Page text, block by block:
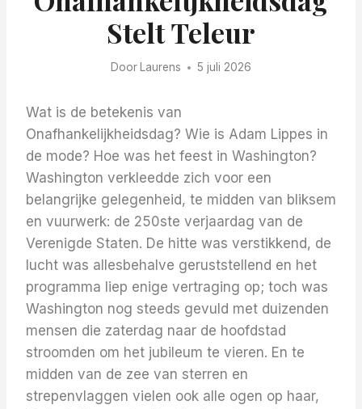
Stelt Teleur
Door Laurens 5 juli 2026
Wat is de betekenis van
Onafhankelijkheidsdag? Wie is Adam Lippes in
de mode? Hoe was het feest in Washington?
Washington verkleedde zich voor een
belangrijke gelegenheid, te midden van bliksem
en vuurwerk: de 250ste verjaardag van de
Verenigde Staten. De hitte was verstikkend, de
lucht was allesbehalve geruststellend en het
programma liep enige vertraging op; toch was
Washington nog steeds gevuld met duizenden
mensen die zaterdag naar de hoofdstad
stroomden om het jubileum te vieren. En te
midden van de zee van sterren en
strepenvlaggen vielen ook alle ogen op haar,